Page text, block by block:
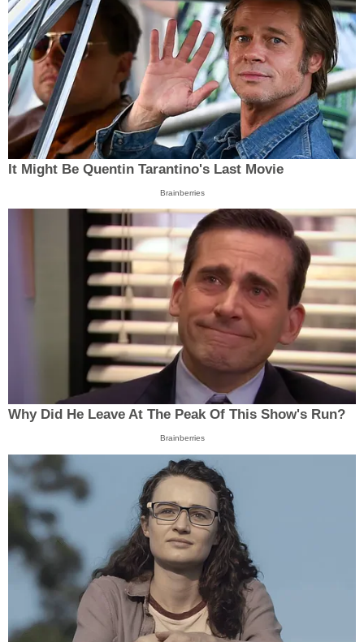
It Might Be Quentin Tarantino's Last Movie
Brainberries
Why Did He Leave At The Peak Of This Show's Run?
Brainberries